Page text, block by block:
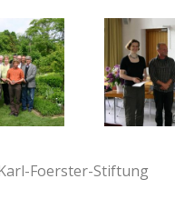
Foerster-Stiftung